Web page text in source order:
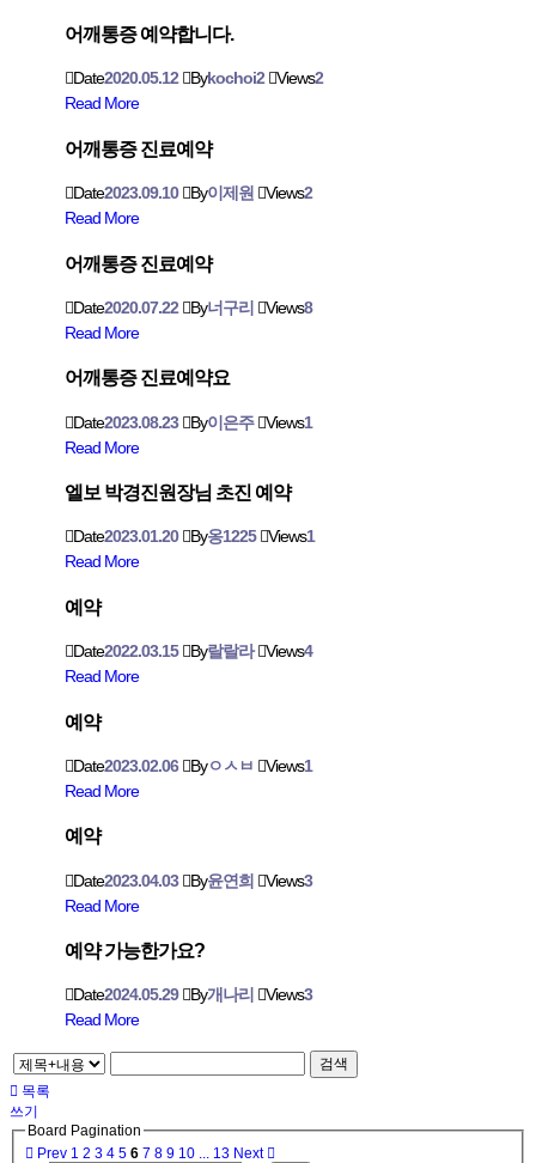
어깨통증 예약합니다.
Date2020.05.12 Bykochoi2 Views2
Read More
어깨통증 진료예약
Date2023.09.10 By이제원 Views2
Read More
어깨통증 진료예약
Date2020.07.22 By너구리 Views8
Read More
어깨통증 진료예약요
Date2023.08.23 By이은주 Views1
Read More
엘보 박경진원장님 초진 예약
Date2023.01.20 By옹1225 Views1
Read More
예약
Date2022.03.15 By랄랄라 Views4
Read More
예약
Date2023.02.06 Byㅇㅅㅂ Views1
Read More
예약
Date2023.04.03 By윤연희 Views3
Read More
예약 가능한가요?
Date2024.05.29 By개나리 Views3
Read More
검색
목록
쓰기
Board Pagination
Prev 1 2 3 4 5 6 7 8 9 10 13 Next